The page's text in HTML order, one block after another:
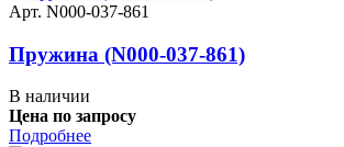
Арт. N000-037-861
Пружина (N000-037-861)
В наличии
Цена по запросу
Подробнее